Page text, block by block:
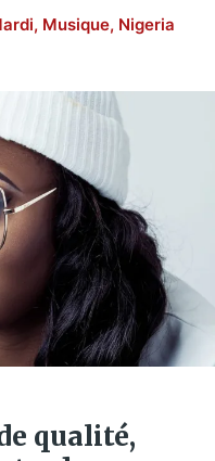
, Musique, Nigeria
qualité,